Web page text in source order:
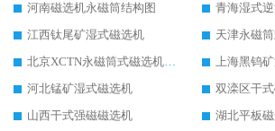
河南磁选机永磁筒结构图
青海湿式
江西钛尾矿湿式磁选机
天津永磁
北京XCTN永磁筒式磁选机磁块位置
上海黑钨
河北锰矿湿式磁选机
双滦区干
山西干式强磁磁选机
湖北平板